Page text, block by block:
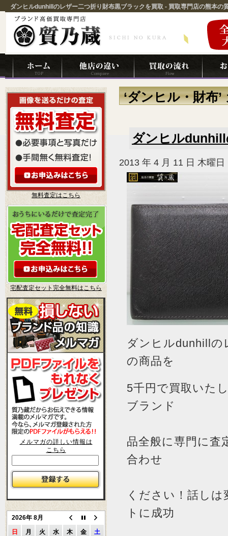
ダンヒルdunhillのレザー二つ折り財布黒ブラックを買取 - 買取専門店の熊本の
‘ダンヒル・財布
ダンヒル
2013 年 4 月 11 日 木曜日
ダンヒルdunhillの
の商品を
5千円で買取いた
ブランド
品全般に専門に査
合わせ
ください！話し
トに成功
無料査定はこちら
宅配査定セット完全無料はこちら
メルマガの詳しい情報は
こちら
2026年 8月
日
月 火 水 木 金
土